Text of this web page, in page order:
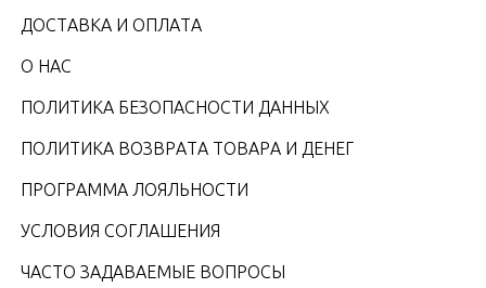
ДОСТАВКА И ОПЛАТА
О НАС
ПОЛИТИКА БЕЗОПАСНОСТИ ДАННЫХ
ПОЛИТИКА ВОЗВРАТА ТОВАРА И ДЕНЕГ
ПРОГРАММА ЛОЯЛЬНОСТИ
УСЛОВИЯ СОГЛАШЕНИЯ
ЧАСТО ЗАДАВАЕМЫЕ ВОПРОСЫ